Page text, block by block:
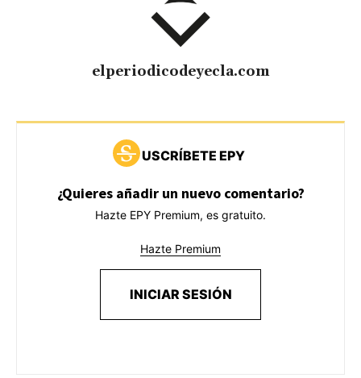
elperiodicodeyecla.com
USCRÍBETE EPY
¿Quieres añadir un nuevo comentario?
Hazte EPY Premium, es gratuito.
Hazte Premium
INICIAR SESIÓN